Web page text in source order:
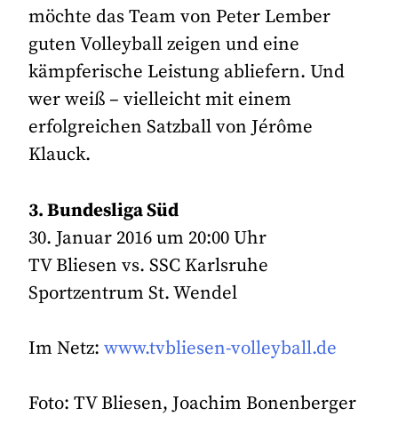
möchte das Team von Peter Lember
guten Volleyball zeigen und eine
kämpferische Leistung abliefern. Und
wer weiß – vielleicht mit einem
erfolgreichen Satzball von Jérôme
Klauck.
3. Bundesliga Süd
30. Januar 2016 um 20:00 Uhr
TV Bliesen vs. SSC Karlsruhe
Sportzentrum St. Wendel
Im Netz:www.tvbliesen-volleyball.de
Foto: TV Bliesen, Joachim Bonenberger